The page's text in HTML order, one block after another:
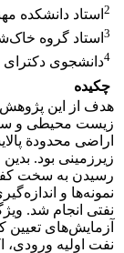
2 استاد
3 استاد گروه
4دانشجوی
چکیده
هدف از این پژوهش،
زیست محیطی و
اراضی محدودة
زیرزمینی بود.
رسیدن به سخت
نمونه‌ها و
نفتی انجام شد.
آزمایش‌های
نفت اولیه ورودی،